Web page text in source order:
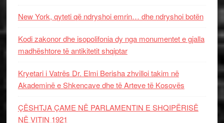
New York, qyteti që ndryshoi emrin… dhe ndryshoi botën
Kodi zakonor dhe isopolifonia dy nga monumentet e gjalla
madhështore të antikitetit shqiptar
Kryetari i Vatrës Dr. Elmi Berisha zhvilloi takim në
Akademinë e Shkencave dhe të Arteve të Kosovës
ÇËSHTJA ÇAME NË PARLAMENTIN E SHQIPËRISË
NË VITIN 1921